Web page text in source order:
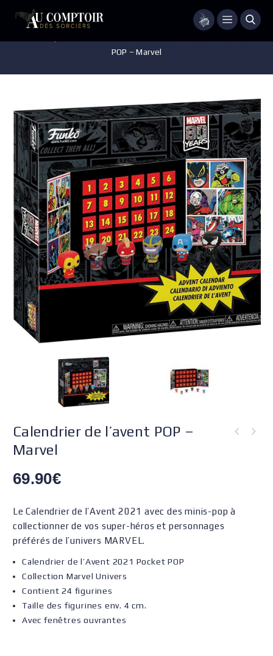
Menu
POP – Marvel
Calendrier de l’avent POP –
Marvel
69.90€
Le Calendrier de l’Avent 2021 avec des minis-pop à
collectionner de vos super-héros et personnages
préférés de l’univers MARVEL.
Calendrier de l’Avent 2021 Pocket POP
Collection Marvel Univers
Contient 24 figurines
Taille des figurines env. 4 cm.
Avec fenêtres ouvrantes